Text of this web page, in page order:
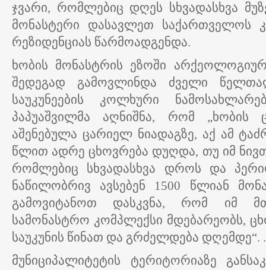
ჯვარი, რომლებიც დღეს სხვადასხვა
მონასტერი დასავლეთ საქართველოს
რეზიდენციას წარმოადგენდა.
ხობის მონასტრის ეზოში
შედეგად გამოვლინდა ძველი
საუკუნეების კოლხური
პაპუაშვილმა აღნიშნა, რომ
აშენებულა ცარიელ ნიადაგზე, აქ ამ
წლით ადრე ცხოვრება დუღდა, თუ იმ
რომლებიც სხვადასხვა დროს და
ნაწილობრივ ავსებენ 1500 წლიან
გამოვიტანოთ დასკვნა, რომ იმ
სამონასტრო კომპლექსი მდებარეობს,
საუკუნის წინათ და გრძელდება დღემდე“.
მუნიციპალიტეტის ტერიტორიაზე